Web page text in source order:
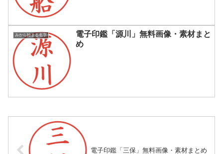
みから始まる名字
電子印鑑「源川」無料画像・素材まと
め
電子印鑑「三保」無料画像・素材まとめ